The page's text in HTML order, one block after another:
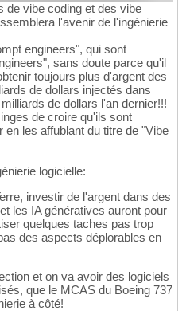
de vibe coding et des vibe
l'avenir de l'ingénierie
engineers", qui sont
sans doute parce qu'il
toujours plus d'argent des
de dollars injectés dans
de dollars l'an dernier!!!
de croire qu'ils sont
les affublant du titre de "Vibe
logicielle:
investir de l'argent dans des
les IA génératives auront pour
quelques taches pas trop
des aspects déplorables en
et on va avoir des logiciels
que le MCAS du Boeing 737
à côté!